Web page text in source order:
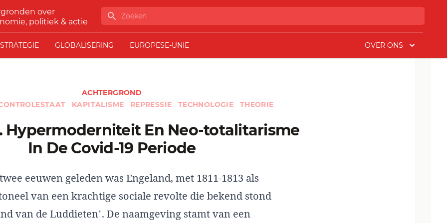
over
politiek & actie
Zoeken
STRATEGIE GLOBALISERING EUROPESE-UNIE OVER ONS
ACHTERGROND
KAPITALISME REPRESSIE TECHNOLOGIE THEORIE
In De Covid-19 Periode
eeuwen geleden was Engeland, met 1811-1813 als
van een krachtige sociale revolte die bekend stond
van de Luddieten’. De naamgeving stamt van een